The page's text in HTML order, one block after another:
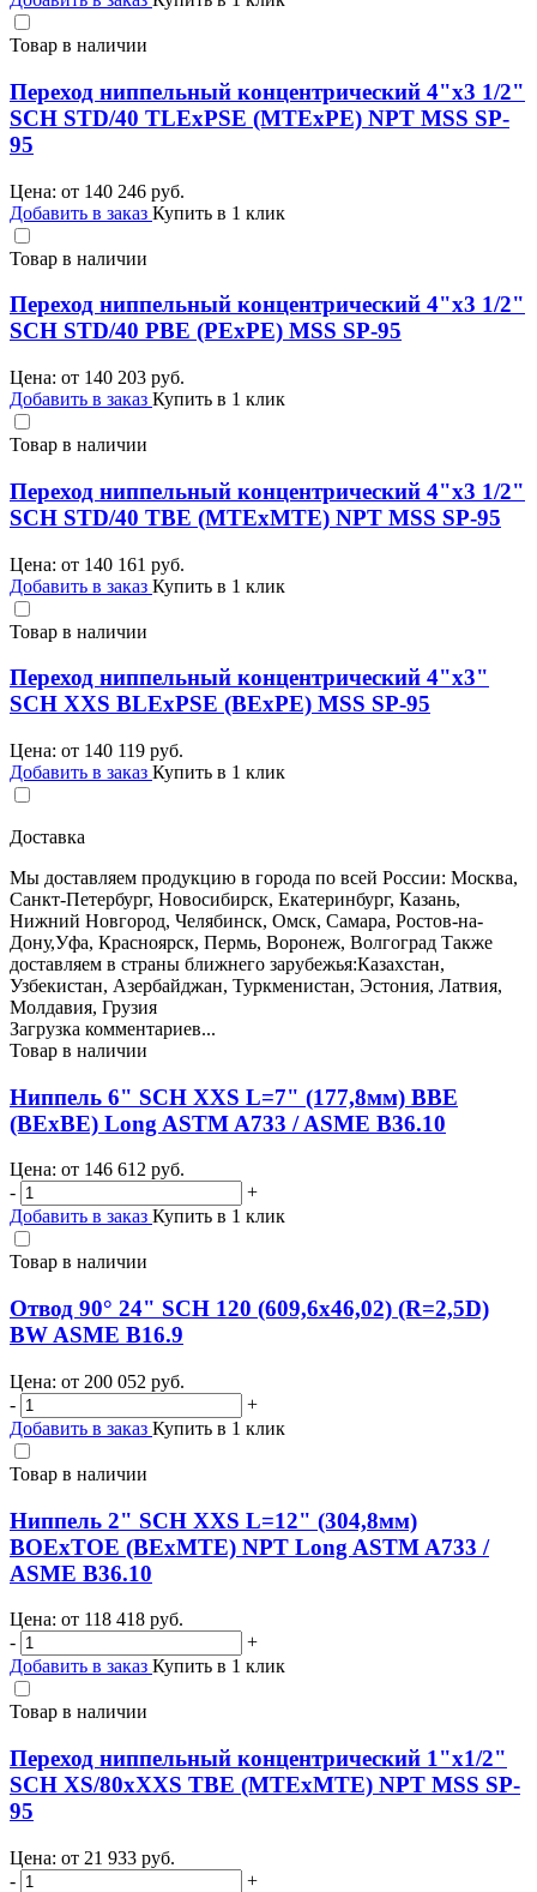
Товар в наличии
Переход ниппельный концентрический 4"х3 1/2"
SCH STD/40 TLEхPSE (MTEхPE) NPT MSS SP-
95
Цена: от 140 246 руб.
Добавить в заказ Купить в 1 клик
Товар в наличии
Переход ниппельный концентрический 4"х3 1/2"
SCH STD/40 PBE (PEхPE) MSS SP-95
Цена: от 140 203 руб.
Добавить в заказ Купить в 1 клик
Товар в наличии
Переход ниппельный концентрический 4"х3 1/2"
SCH STD/40 TBE (MTEхMTE) NPT MSS SP-95
Цена: от 140 161 руб.
Добавить в заказ Купить в 1 клик
Товар в наличии
Переход ниппельный концентрический 4"х3"
SCH XXS BLEхPSE (BEхPE) MSS SP-95
Цена: от 140 119 руб.
Добавить в заказ Купить в 1 клик
Доставка
Мы доставляем продукцию в города по всей России: Москва,
Санкт-Петербург, Новосибирск, Екатеринбург, Казань,
Нижний Новгород, Челябинск, Омск, Самара, Ростов-на-
Дону,Уфа, Красноярск, Пермь, Воронеж, Волгоград Также
доставляем в страны ближнего зарубежья:Казахстан,
Узбекистан, Азербайджан, Туркменистан, Эстония, Латвия,
Молдавия, Грузия
Загрузка комментариев...
Товар в наличии
Ниппель 6" SCH XXS L=7" (177,8мм) BBE
(BEхBE) Long ASTM A733 / ASME B36.10
Цена: от 146 612 руб.
-
+
Добавить в заказ Купить в 1 клик
Товар в наличии
Отвод 90° 24" SCH 120 (609,6х46,02) (R=2,5D)
BW ASME B16.9
Цена: от 200 052 руб.
-
+
Добавить в заказ Купить в 1 клик
Товар в наличии
Ниппель 2" SCH XXS L=12" (304,8мм)
BOEхTOE (BEхMTE) NPT Long ASTM A733 /
ASME B36.10
Цена: от 118 418 руб.
-
+
Добавить в заказ Купить в 1 клик
Товар в наличии
Переход ниппельный концентрический 1"х1/2"
SCH XS/80хXXS TBE (MTEхMTE) NPT MSS SP-
95
Цена: от 21 933 руб.
-
+